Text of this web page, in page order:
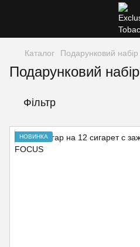
Каталог Подарунковий набір
Подарунковий набір
Фільтр
НОВИНКА